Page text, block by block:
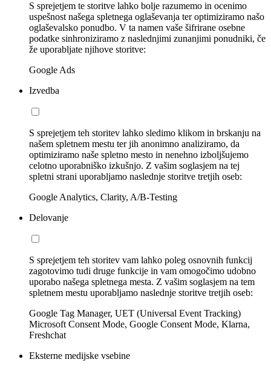
S sprejetjem te storitve lahko bolje razumemo in ocenimo
uspešnost našega spletnega oglaševanja ter optimiziramo našo
oglaševalsko ponudbo. V ta namen vaše šifrirane osebne
podatke sinhroniziramo z naslednjimi zunanjimi ponudniki, če
že uporabljate njihove storitve:
Google Ads
Izvedba
S sprejetjem teh storitev lahko sledimo klikom in brskanju na
našem spletnem mestu ter jih anonimno analiziramo, da
optimiziramo naše spletno mesto in nenehno izboljšujemo
celotno uporabniško izkušnjo. Z vašim soglasjem na tej
spletni strani uporabljamo naslednje storitve tretjih oseb:
Google Analytics, Clarity, A/B-Testing
Delovanje
S sprejetjem teh storitev vam lahko poleg osnovnih funkcij
zagotovimo tudi druge funkcije in vam omogočimo udobno
uporabo našega spletnega mesta. Z vašim soglasjem na tem
spletnem mestu uporabljamo naslednje storitve tretjih oseb:
Google Tag Manager, UET (Universal Event Tracking)
Microsoft Consent Mode, Google Consent Mode, Klarna,
Freshchat
Eksterne medijske vsebine